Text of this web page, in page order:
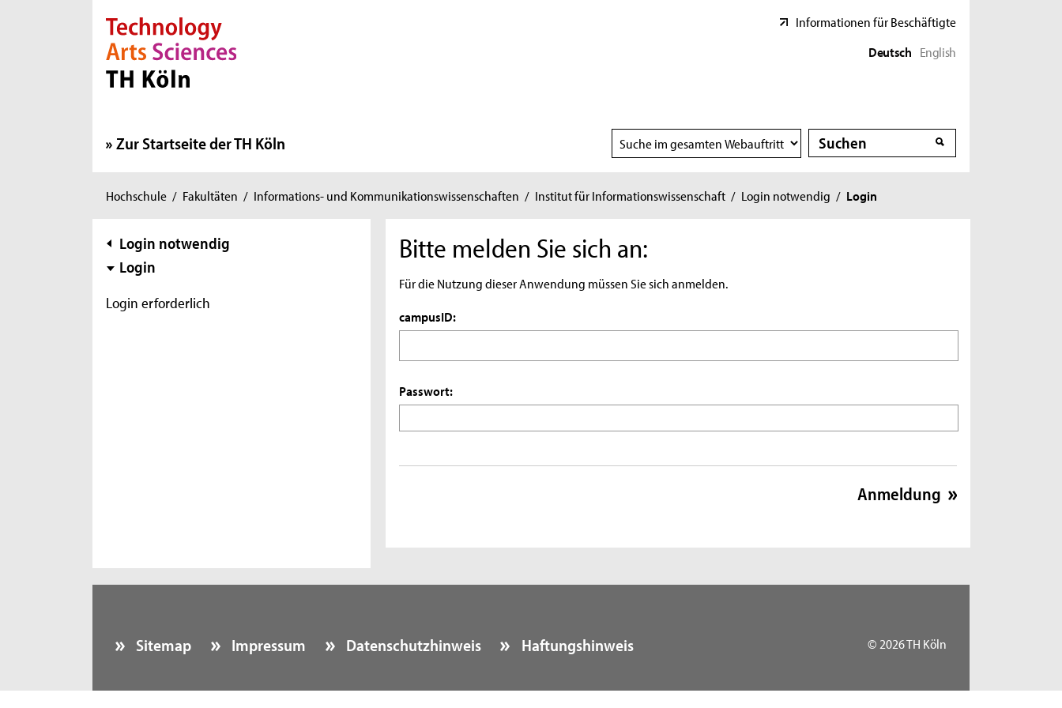
Direkt zur Hauptnavigation
Direkt zur Subnavigation
Direkt zum Inhalt
Direkt zum Fußbereich
Informationen für Beschäftigte
Deutsch English
Zur Startseite der TH Köln
Suchbereich
wählen
Suche
Suche
Sie
hier:
Hochschule / Fakultäten / Informations- und Kommunikationswissenschaften / Institut für Informationswissenschaft / Login notwendig / Login
Subnavigation
Login notwendig
Login
Login erforderlich
Bitte melden Sie sich an:
Für die Nutzung dieser Anwendung müssen Sie sich anmelden.
campusID:
Passwort:
Sitemap Impressum Datenschutzhinweis Haftungshinweis © 2026 TH Köln